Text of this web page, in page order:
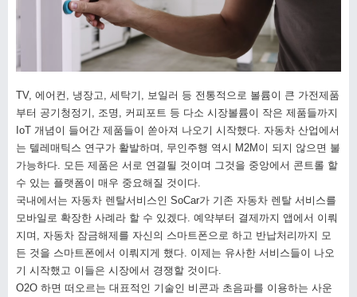
TV, 에어컨, 냉장고, 세탁기, 보일러 등 전통적으로 볼륨이 큰 가전제품
부터 공기청정기, 조명, 커피포트 등 다소 시장볼륨이 작은 제품들까지
IoT 개념이 들어간 제품들이 쏟아져 나오기 시작했다. 자동차 산업에서
는 텔레매틱스 연구가 활발하며, 무인주행 역시 M2M이 되지 않으면 불
가능하다. 모든 제품은 서로 연결될 것이며 그것을 중앙에서 콘트롤 할
수 있는 플랫폼이 매우 중요해질 것이다.
국내에서는 자동차 렌탈서비스인 SoCar가 기존 자동차 렌탈 서비스를
모바일로 확장한 사례라 할 수 있겠다. 예약부터 결제까지 앱에서 이뤄
지며, 자동차 잠금해제를 자신의 스마트폰으로 하고 반납처리까지 모
든 것을 스마트폰에서 이뤄지게 했다. 이제는 유사한 서비스들이 나오
기 시작했고 이들은 시장에서 경쟁할 것이다.
O2O 하면 떠오르는 대표적인 기술인 비콘과 초음파를 이용하는 사운